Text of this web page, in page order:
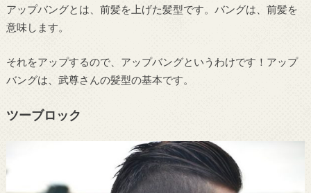
アップバングとは、前髪を上げた髪型です。バングは、前髪を
意味します。
それをアップするので、アップバングというわけです！アップ
バングは、武尊さんの髪型の基本です。
ツーブロック